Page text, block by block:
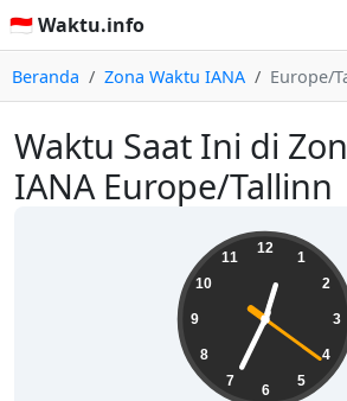
🇮🇩 Waktu.info
Beranda Zona Waktu IANA Europe/
Waktu Saat Ini di
IANA Europe/Tallinn
12
1
2
3
4
5
6
7
8
9
10
11